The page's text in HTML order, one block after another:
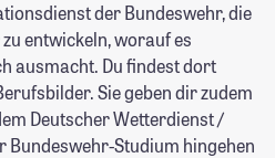
der Bundeswehr, die
entwickeln, worauf es
ausmacht. Du findest dort
Sie geben dir zudem
Deutscher Wetterdienst /
Studium hingehen